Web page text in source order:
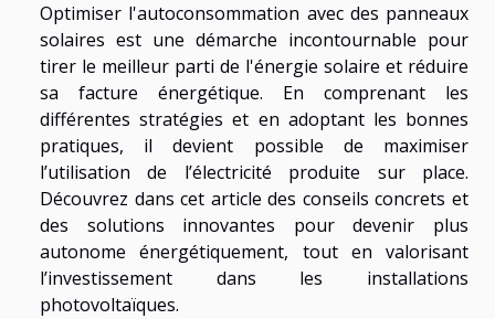
Optimiser l'autoconsommation avec des panneaux
solaires est une démarche incontournable pour
tirer le meilleur parti de l'énergie solaire et réduire
sa facture énergétique. En comprenant les
différentes stratégies et en adoptant les bonnes
pratiques, il devient possible de maximiser
l’utilisation de l’électricité produite sur place.
Découvrez dans cet article des conseils concrets et
des solutions innovantes pour devenir plus
autonome énergétiquement, tout en valorisant
l’investissement dans les installations
photovoltaïques.